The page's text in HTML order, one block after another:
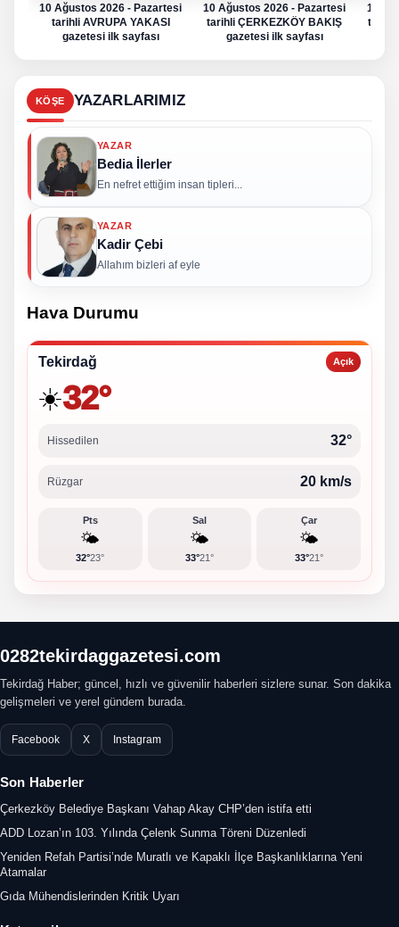
10 Ağustos 2026 - Pazartesi
tarihli AVRUPA YAKASI
gazetesi ilk sayfası
10 Ağustos 2026 - Pazartesi
tarihli ÇERKEZKÖY BAKIŞ
gazetesi ilk sayfası
10
tarihli
KÖŞE YAZARLARIMIZ
YAZAR
Bedia İlerler
En nefret ettiğim insan tipleri...
YAZAR
Kadir Çebi
Allahım bizleri af eyle
Hava Durumu
Tekirdağ Açık
☀️32°
Hissedilen 32°
Rüzgar 20 km/s
Pts
🌤️
32°23°
Sal
🌤️
33°21°
Çar
🌤️
33°21°
0282tekirdaggazetesi.com
Tekirdağ Haber; güncel, hızlı ve güvenilir haberleri sizlere sunar. Son dakika
gelişmeleri ve yerel gündem burada.
Facebook X Instagram
Son Haberler
Çerkezköy Belediye Başkanı Vahap Akay CHP’den istifa etti
ADD Lozan’ın 103. Yılında Çelenk Sunma Töreni Düzenledi
Yeniden Refah Partisi’nde Muratlı ve Kapaklı İlçe Başkanlıklarına Yeni
Atamalar
Gıda Mühendislerinden Kritik Uyarı